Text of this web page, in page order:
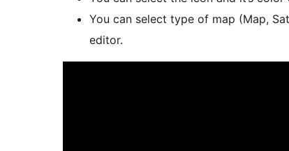
You can select type of map (Map,
editor.